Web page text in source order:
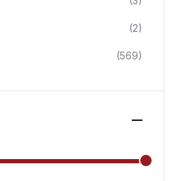
(2)
(569)